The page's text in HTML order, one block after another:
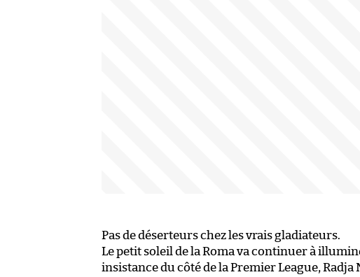
Pas de déserteurs chez les vrais gladiateurs.
Le petit soleil de la Roma va continuer à
insistance du côté de la Premier League,